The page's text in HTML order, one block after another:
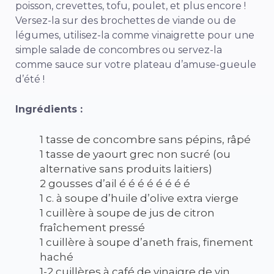
poisson, crevettes, tofu, poulet, et plus encore !
Versez-la sur des brochettes de viande ou de
légumes, utilisez-la comme vinaigrette pour une
simple salade de concombres ou servez-la
comme sauce sur votre plateau d’amuse-gueule
d’été !
Ingrédients :
1 tasse de concombre sans pépins, râpé
1 tasse de yaourt grec non sucré (ou
alternative sans produits laitiers)
2 gousses d’ail é é é é é é é é
1 c. à soupe d’huile d’olive extra vierge
1 cuillère à soupe de jus de citron
fraîchement pressé
1 cuillère à soupe d’aneth frais, finement
haché